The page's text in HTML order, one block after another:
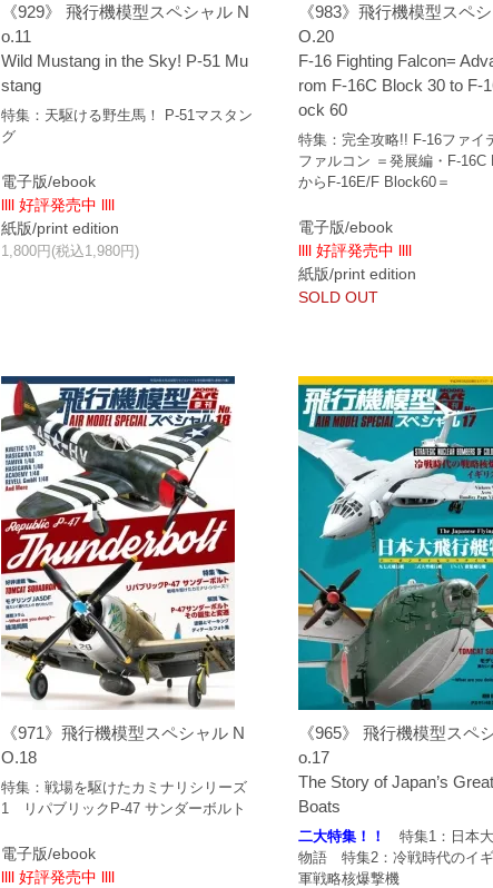
《929》 飛行機模型スペシャル N
o.11
Wild Mustang in the Sky! P-51 Mu
stang
特集：天駆ける野生馬！ P-51マスタン
グ
電子版/ebook
llll 好評発売中 llll
紙版/print edition
1,800円(税込1,980円)
《983》飛行機模型スペ
O.20
F-16 Fighting Falcon=
rom F-16C Block 30 to F-
ock 60
特集：完全攻略!! F-16ファイ
ファルコン ＝発展編・F-16C
からF-16E/F Block60＝
電子版/ebook
llll 好評発売中 llll
紙版/print edition
SOLD OUT
《971》飛行機模型スペシャル N
O.18
特集：戦場を駆けたカミナリシリーズ
1 リパブリックP-47 サンダーボルト
電子版/ebook
llll 好評発売中 llll
《965》 飛行機模型スペ
o.17
The Story of Japan’s
Boats
二大特集！！
特集1：日本
物語 特集2：冷戦時代のイ
軍戦略核爆撃機